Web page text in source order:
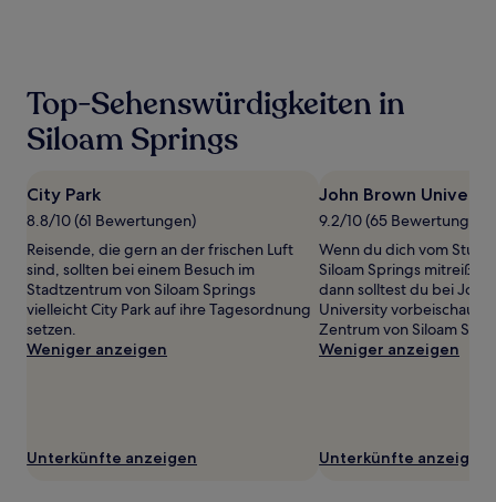
24 Stunden
einen
Aufenthalt
1 Übernachtung
2 Erwachsenen
gefunden
wurde.
Preise
und
Verfügbarkeiten
können
Bedingungen
Top-Sehenswürdigkeiten in
Siloam Springs
City Park
8.8/10 (61 Bewertungen)
Reisende, die gern an der frischen Luft
sind, sollten bei einem Besuch im
Stadtzentrum von Siloam Springs
vielleicht City Park auf ihre Tagesordnung
setzen.
Weniger anzeigen
Unterkünfte anzeigen
John Brown
9.2/10 (65 Bewertungen)
Wenn du dich vom
Siloam Springs mitreißen
dann solltest du bei John
University
Zentrum von Siloam
Weniger anzeigen
Unterkünfte anzeigen